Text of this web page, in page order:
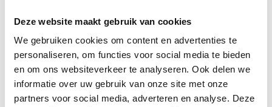
Deze website maakt gebruik van cookies
We gebruiken cookies om content en advertenties te
personaliseren, om functies voor social media te bieden
en om ons websiteverkeer te analyseren. Ook delen we
informatie over uw gebruik van onze site met onze
partners voor social media, adverteren en analyse. Deze
MAMA THIRZA VLOG: HET IS
FEEST, WANT REBEL IS JARIG!